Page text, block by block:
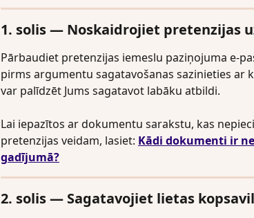
1. solis — Noskaidrojiet pretenzijas
Pārbaudiet pretenzijas iemeslu paziņojuma e-
pirms argumentu sagatavošanas sazinieties ar
var palīdzēt Jums sagatavot labāku atbildi.
Lai iepazītos ar dokumentu sarakstu, kas
pretenzijas veidam, lasiet: Kādi dokumenti ir
gadījumā?
2. solis — Sagatavojiet lietas